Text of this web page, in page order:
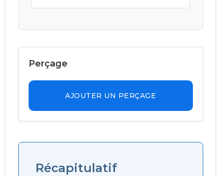
Perçage
AJOUTER UN PERÇAGE
Récapitulatif